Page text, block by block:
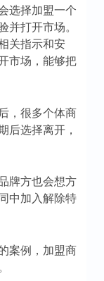
选择加盟一个
打开市场。
关指示和安
市场，能够把
，很多个体商
后选择离开，
牌方也会想方
中加入解除特
案例，加盟商